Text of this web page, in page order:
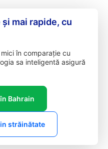
mai rapide, cu
în comparație cu
sa inteligentă asigură
Bahrain
străinătate